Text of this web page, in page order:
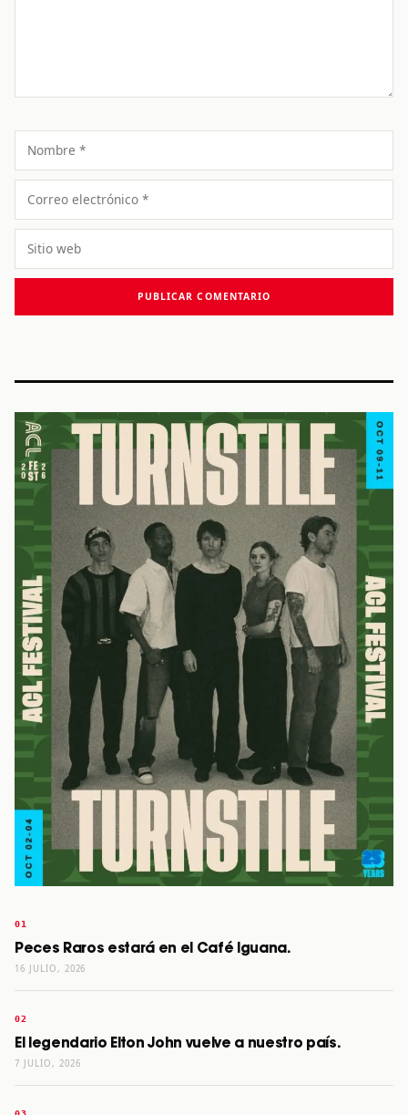
Nombre
Correo
electrónico
Sitio
web
Peces Raros estará en el Café Iguana.
16 JULIO, 2026
El legendario Elton John vuelve a nuestro país.
7 JULIO, 2026